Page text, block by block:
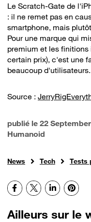
Le Scratch-Gate de
: il ne remet pas en
smartphone, mais
Pour une marque qui
premium et les
certain prix), c'est une
beaucoup d'utilisateurs.
Source :
publié le 22
Humanoid
News Tech Tests
Facebook
X LinkedIn
Ailleurs sur le